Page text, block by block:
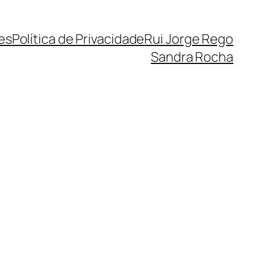
Política de PrivacidadeRui Jorge Rego
Sandra Rocha